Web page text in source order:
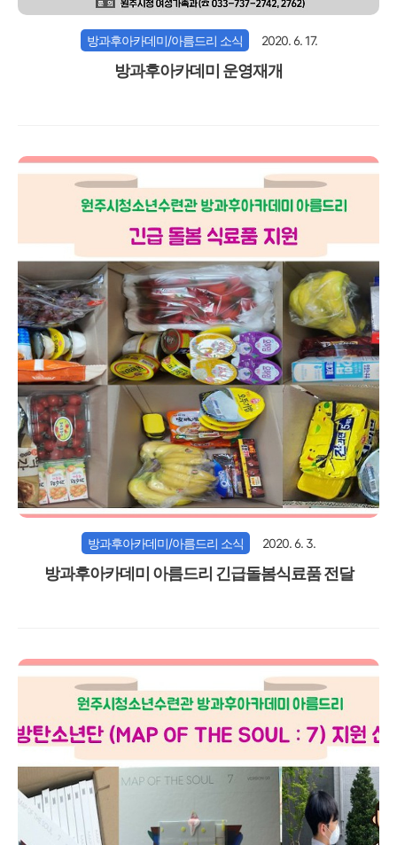
방과후아카데미/아름드리 소식 2020. 6. 17.
방과후아카데미 운영재개
방과후아카데미/아름드리 소식 2020. 6. 3.
방과후아카데미 아름드리 긴급돌봄식료품 전달